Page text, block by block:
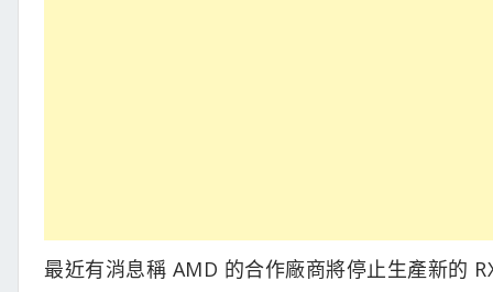
最近有消息稱 AMD 的合作廠商將停止生產新的